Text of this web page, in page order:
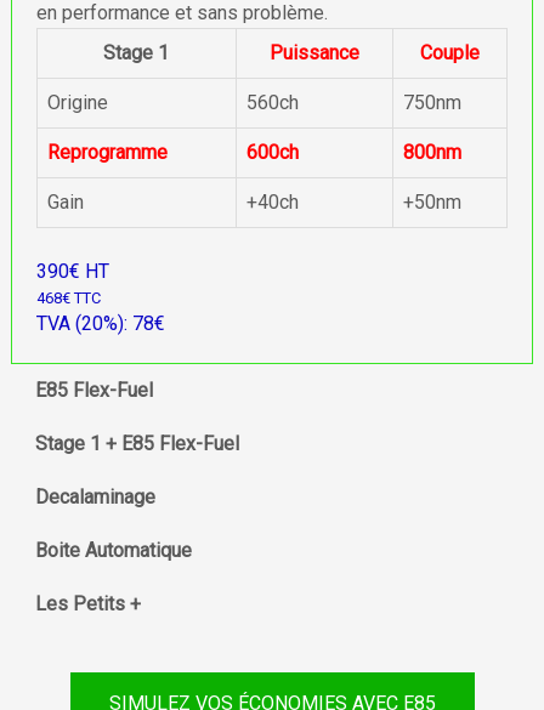
en performance et sans problème.
Stage 1
Puissance Couple
Origine 560ch 750nm
Reprogramme 600ch 800nm
Gain +40ch +50nm
390€ HT
468€ TTC
TVA (20%): 78€
E85 Flex-Fuel
Stage 1 + E85 Flex-Fuel
Decalaminage
Boite Automatique
Les Petits +
SIMULEZ VOS ÉCONOMIES AVEC E85